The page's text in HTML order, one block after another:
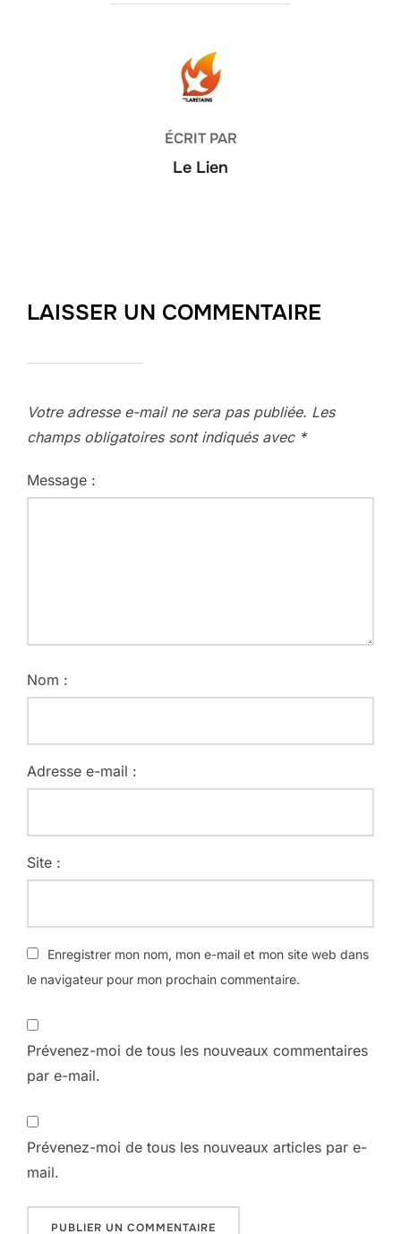
AUTEUR DE LA PUBLICATION
ÉCRIT PAR
Le Lien
LAISSER UN COMMENTAIRE
Votre adresse e-mail ne sera pas publiée. Les
champs obligatoires sont indiqués avec *
Message :
Nom :
Adresse e-mail :
Site :
Enregistrer mon nom, mon e-mail et mon site web dans
le navigateur pour mon prochain commentaire.
Prévenez-moi de tous les nouveaux commentaires
par e-mail.
Prévenez-moi de tous les nouveaux articles par e-
mail.